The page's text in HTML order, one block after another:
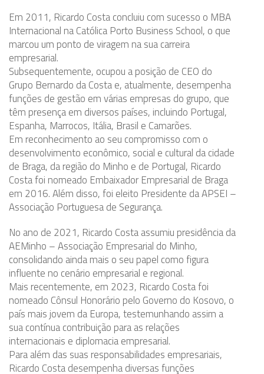
Em 2011, Ricardo Costa concluiu com sucesso o MBA
Internacional na Católica Porto Business School, o que
marcou um ponto de viragem na sua carreira
empresarial.
Subsequentemente, ocupou a posição de CEO do
Grupo Bernardo da Costa e, atualmente, desempenha
funções de gestão em várias empresas do grupo, que
têm presença em diversos países, incluindo Portugal,
Espanha, Marrocos, Itália, Brasil e Camarões.
Em reconhecimento ao seu compromisso com o
desenvolvimento econômico, social e cultural da cidade
de Braga, da região do Minho e de Portugal, Ricardo
Costa foi nomeado Embaixador Empresarial de Braga
em 2016. Além disso, foi eleito Presidente da APSEI –
Associação Portuguesa de Segurança.
No ano de 2021, Ricardo Costa assumiu presidência da
AEMinho – Associação Empresarial do Minho,
consolidando ainda mais o seu papel como figura
influente no cenário empresarial e regional.
Mais recentemente, em 2023, Ricardo Costa foi
nomeado Cônsul Honorário pelo Governo do Kosovo, o
país mais jovem da Europa, testemunhando assim a
sua contínua contribuição para as relações
internacionais e diplomacia empresarial.
Para além das suas responsabilidades empresariais,
Ricardo Costa desempenha diversas funções